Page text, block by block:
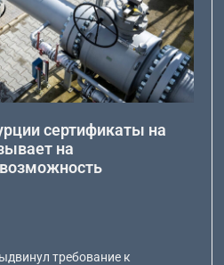
сертификаты на
на
требование к